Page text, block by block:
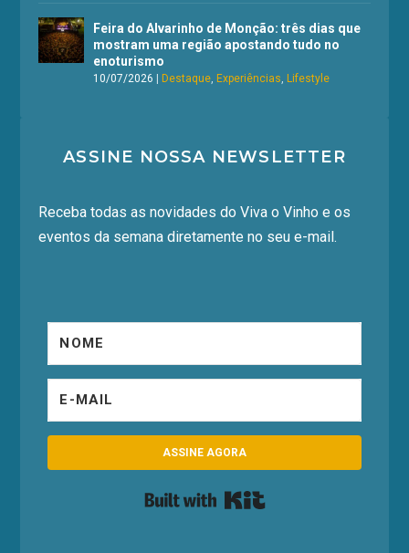
Feira do Alvarinho de Monção: três dias que
mostram uma região apostando tudo no
enoturismo
10/07/2026 Destaque, Experiências, Lifestyle
ASSINE NOSSA NEWSLETTER
Receba todas as novidades do Viva o Vinho e os
eventos da semana diretamente no seu e-mail.
ASSINE AGORA